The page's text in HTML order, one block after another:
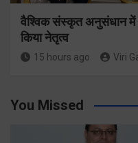
वैश्विक संस्कृत अनुसंधान में
किया नेतृत्व
15 hours ago Viri
You Missed